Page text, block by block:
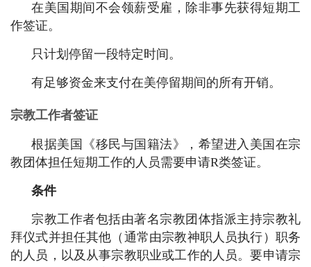
在美国期间不会领薪受雇，除非事先获得短期工
作签证。
只计划停留一段特定时间。
有足够资金来支付在美停留期间的所有开销。
宗教工作者签证
根据美国《移民与国籍法》，希望进入美国在宗
教团体担任短期工作的人员需要申请R类签证。
条件
宗教工作者包括由著名宗教团体指派主持宗教礼
拜仪式并担任其他（通常由宗教神职人员执行）职务
的人员，以及从事宗教职业或工作的人员。要申请宗